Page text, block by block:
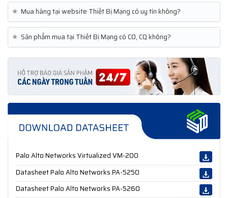
★ Mua hàng tại website Thiết Bị Mạng có uy tín không?
★ Sản phẩm mua tại Thiết Bị Mạng có CO, CQ không?
Palo Alto Networks Virtualized VM-200
Datasheet Palo Alto Networks PA-5250
Datasheet Palo Alto Networks PA-5260